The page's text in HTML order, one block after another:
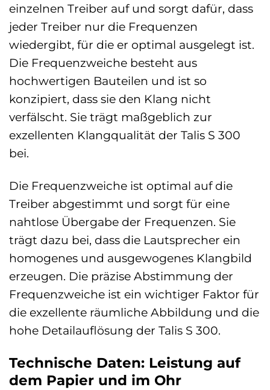
einzelnen Treiber auf und sorgt dafür, dass
jeder Treiber nur die Frequenzen
wiedergibt, für die er optimal ausgelegt ist.
Die Frequenzweiche besteht aus
hochwertigen Bauteilen und ist so
konzipiert, dass sie den Klang nicht
verfälscht. Sie trägt maßgeblich zur
exzellenten Klangqualität der Talis S 300
bei.
Die Frequenzweiche ist optimal auf die
Treiber abgestimmt und sorgt für eine
nahtlose Übergabe der Frequenzen. Sie
trägt dazu bei, dass die Lautsprecher ein
homogenes und ausgewogenes Klangbild
erzeugen. Die präzise Abstimmung der
Frequenzweiche ist ein wichtiger Faktor für
die exzellente räumliche Abbildung und die
hohe Detailauflösung der Talis S 300.
Technische Daten: Leistung auf
dem Papier und im Ohr